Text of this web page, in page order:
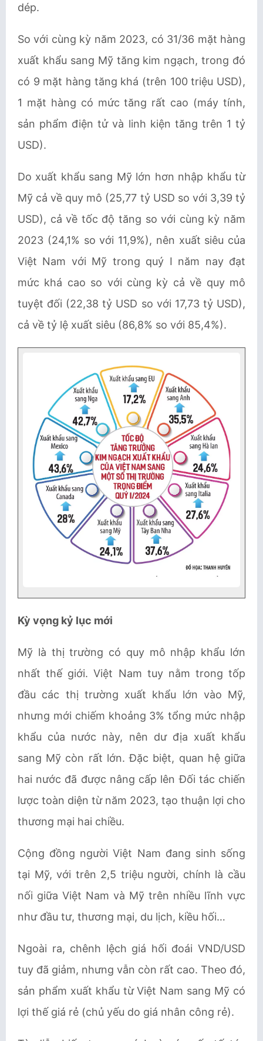
dép.
So với cùng kỳ năm 2023, có 31/36 mặt hàng
xuất khẩu sang Mỹ tăng kim ngạch, trong đó
có 9 mặt hàng tăng khá (trên 100 triệu USD),
1 mặt hàng có mức tăng rất cao (máy tính,
sản phẩm điện tử và linh kiện tăng trên 1 tỷ
USD).
Do xuất khẩu sang Mỹ lớn hơn nhập khẩu từ
Mỹ cả về quy mô (25,77 tỷ USD so với 3,39 tỷ
USD), cả về tốc độ tăng so với cùng kỳ năm
2023 (24,1% so với 11,9%), nên xuất siêu của
Việt Nam với Mỹ trong quý I năm nay đạt
mức khá cao so với cùng kỳ cả về quy mô
tuyệt đối (22,38 tỷ USD so với 17,73 tỷ USD),
cả về tỷ lệ xuất siêu (86,8% so với 85,4%).
Kỳ vọng kỷ lục mới
Mỹ là thị trường có quy mô nhập khẩu lớn
nhất thế giới. Việt Nam tuy nằm trong tốp
đầu các thị trường xuất khẩu lớn vào Mỹ,
nhưng mới chiếm khoảng 3% tổng mức nhập
khẩu của nước này, nên dư địa xuất khẩu
sang Mỹ còn rất lớn. Đặc biệt, quan hệ giữa
hai nước đã được nâng cấp lên Đối tác chiến
lược toàn diện từ năm 2023, tạo thuận lợi cho
thương mại hai chiều.
Cộng đồng người Việt Nam đang sinh sống
tại Mỹ, với trên 2,5 triệu người, chính là cầu
nối giữa Việt Nam và Mỹ trên nhiều lĩnh vực
như đầu tư, thương mại, du lịch, kiều hối…
Ngoài ra, chênh lệch giá hối đoái VND/USD
tuy đã giảm, nhưng vẫn còn rất cao. Theo đó,
sản phẩm xuất khẩu từ Việt Nam sang Mỹ có
lợi thế giá rẻ (chủ yếu do giá nhân công rẻ).